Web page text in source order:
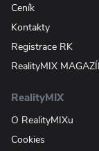
Ceník
Kontakty
Registrace RK
RealityMIX
RealityMIX
O RealityMIXu
Cookies